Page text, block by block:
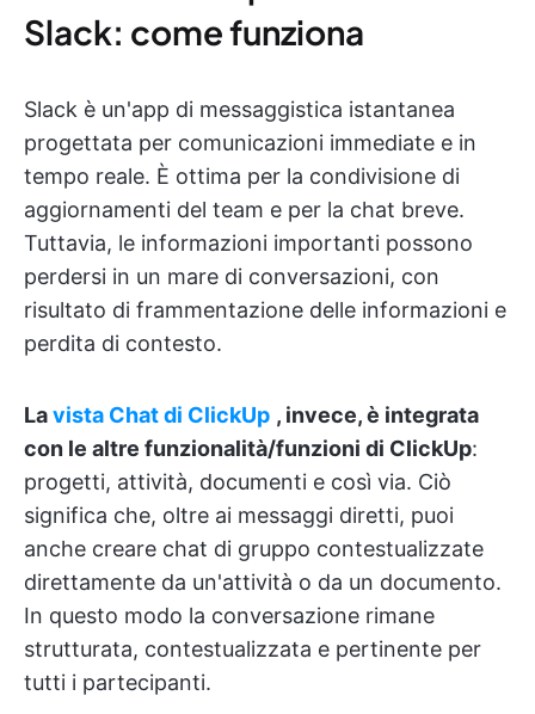
Slack: come funziona
Slack è un'app di messaggistica istantanea
progettata per comunicazioni immediate e in
tempo reale. È ottima per la condivisione di
aggiornamenti del team e per la chat breve.
Tuttavia, le informazioni importanti possono
perdersi in un mare di conversazioni, con
risultato di frammentazione delle informazioni e
perdita di contesto.
Lavista Chat di ClickUp , invece, è integrata
con le altre funzionalità/funzioni di ClickUp:
progetti, attività, documenti e così via. Ciò
significa che, oltre ai messaggi diretti, puoi
anche creare chat di gruppo contestualizzate
direttamente da un'attività o da un documento.
In questo modo la conversazione rimane
strutturata, contestualizzata e pertinente per
tutti i partecipanti.